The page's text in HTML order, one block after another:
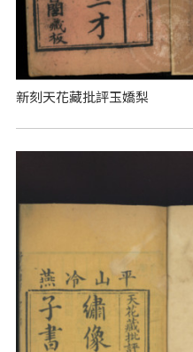
新刻天花藏批評玉嬌梨